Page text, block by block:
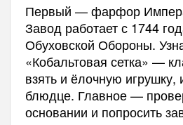
Первый — фарфор
Завод работает с 1744
Обуховской Обороны.
«Кобальтовая сетка» —
взять и ёлочную игрушку,
блюдце. Главное —
основании и попросить